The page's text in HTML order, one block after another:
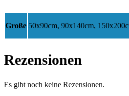
Große 50x90cm, 90x140cm,
Rezensionen
Es gibt noch keine Rezensionen.